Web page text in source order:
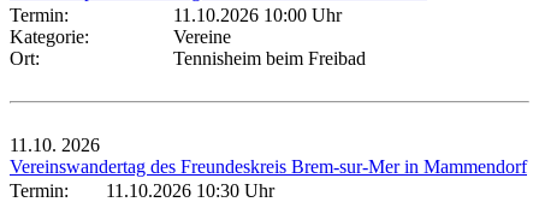
Termin:
11.10.2026 10:00 Uhr
Kategorie:
Vereine
Ort:
Tennisheim beim Freibad
11.10. 2026
Vereinswandertag des Freundeskreis Brem-sur-Mer in Mammendorf
Termin:
11.10.2026 10:30 Uhr